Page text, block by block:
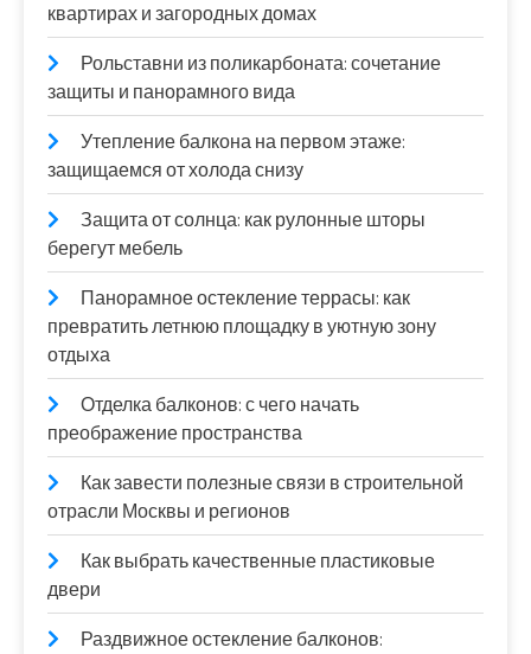
квартирах и загородных домах
Рольставни из поликарбоната: сочетание
защиты и панорамного вида
Утепление балкона на первом этаже:
защищаемся от холода снизу
Защита от солнца: как рулонные шторы
берегут мебель
Панорамное остекление террасы: как
превратить летнюю площадку в уютную зону
отдыха
Отделка балконов: с чего начать
преображение пространства
Как завести полезные связи в строительной
отрасли Москвы и регионов
Как выбрать качественные пластиковые
двери
Раздвижное остекление балконов: